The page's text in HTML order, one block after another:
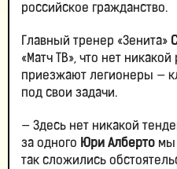
российское гражданство.
Главный тренер «Зенита»
«Матч ТВ», что нет
приезжают легионеры —
под свои задачи.
— Здесь нет никакой
за одного Юри Алберто мы
так сложились